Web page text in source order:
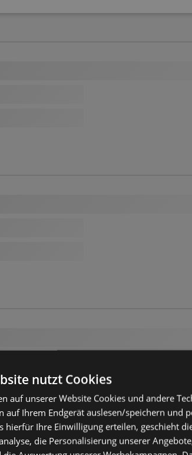
nutzt Cookies
auf unserer Website Cookies und andere
auf Ihrem Endgerät auslesen/speichern und
hierfür Ihre Einwilligung erteilen, geschieht
die Personalisierung unserer